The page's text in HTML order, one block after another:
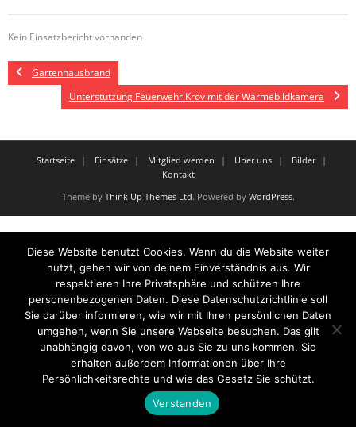
Kein Einsatzbericht vorhanden
Gartenhausbrand
Unterstützung Feuerwehr Kröv mit der Wärmebildkamera
Startseite Einsätze Mitglied werden Über uns
Bilder
Kontakt
Theme by Think Up Themes Ltd. Powered by WordPress.
Diese Website benutzt Cookies. Wenn du die Website weiter
nutzt, gehen wir von deinem Einverständnis aus. Wir
respektieren Ihre Privatsphäre und schützen Ihre
personenbezogenen Daten. Diese Datenschutzrichtlinie soll
Sie darüber informieren, wie wir mit Ihren persönlichen Daten
umgehen, wenn Sie unsere Webseite besuchen. Das gilt
unabhängig davon, von wo aus Sie zu uns kommen. Sie
erhalten außerdem Informationen über Ihre
Persönlichkeitsrechte und wie das Gesetz Sie schützt.
Verstanden